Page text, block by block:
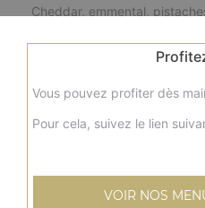
Cheddar, emmental,
7.50
Panuzzo saumon
Cheddar, emmental,
Vous pouvez profiter dès
Pour cela, suivez le lien
VOIR NOS